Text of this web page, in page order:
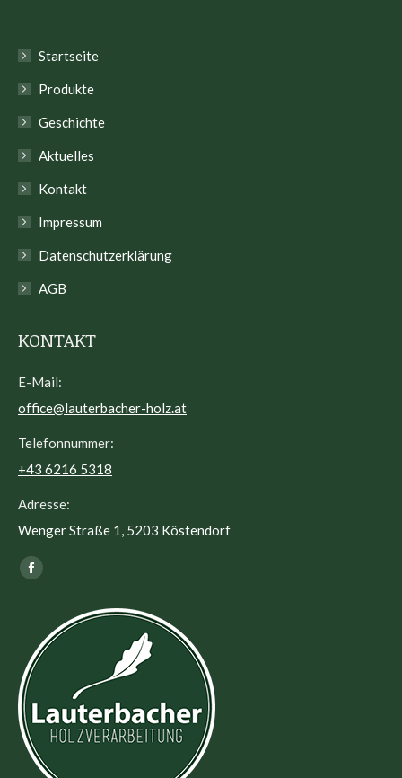
Startseite
Produkte
Geschichte
Aktuelles
Kontakt
Impressum
Datenschutzerklärung
AGB
KONTAKT
E-Mail:
office@lauterbacher-holz.at
Telefonnummer:
+43 6216 5318
Adresse:
Wenger Straße 1, 5203 Köstendorf
Finden Sie uns auf:
Facebook
opens
in
new
window